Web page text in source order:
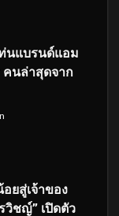
นแบรนด์แอม
คนล่าสุดจาก
ยสู่เจ้าของ
วิชญ์” เปิดตัว